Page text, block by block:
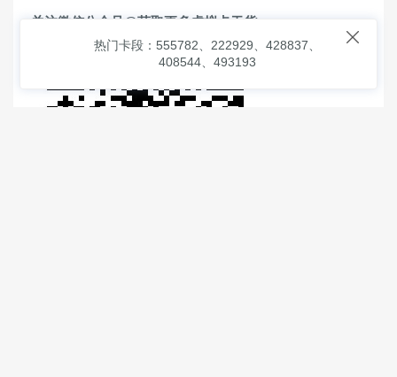
关注微信公众号@获取更多虚拟卡干货

热门卡段：555782、222929、428837、
408544、493193